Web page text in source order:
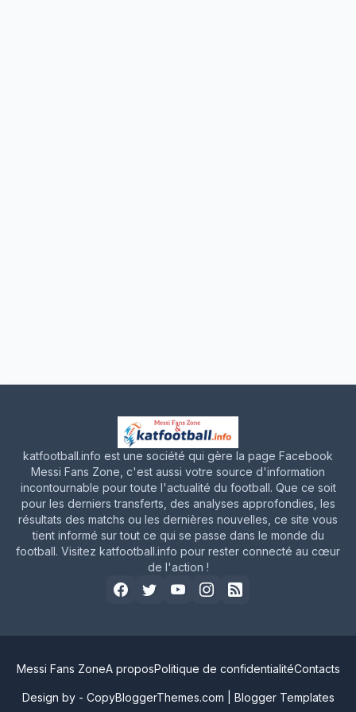
katfootball.info est une société qui gère la page Facebook
Messi Fans Zone, c'est aussi votre source d'information
incontournable pour toute l'actualité du football. Que ce soit
pour les derniers transferts, des analyses approfondies, les
résultats des matchs ou les dernières nouvelles, ce site vous
tient informé sur tout ce qui se passe dans le monde du
football. Visitez katfootball.info pour rester connecté au cœur
de l'action !
Design by - CopyBloggerThemes.com Blogger Templates
Messi Fans ZoneA proposPolitique de confidentialitéContacts